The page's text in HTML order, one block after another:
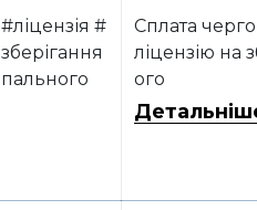
#ліцензія #
зберігання
пального
Сплата
ліцензію на
ого